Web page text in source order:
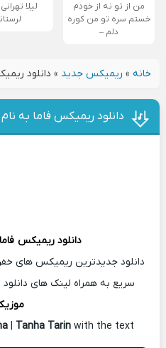
من از تو نه از خودم
خستم سره تو من کوره
دلم –
لیلا
خانه» ریمیکس جدید » دانلود
دانلود ریمیکس فاما به
دانلود ریمیکس فاما
دانلود جدیدترین ریمیکس های
سریع به همراه لینک های
| Tanha Tarin with the text